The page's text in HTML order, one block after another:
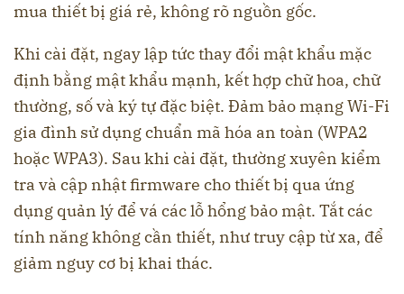
mua thiết bị giá rẻ, không rõ nguồn gốc.
Khi cài đặt, ngay lập tức thay đổi mật khẩu mặc
định bằng mật khẩu mạnh, kết hợp chữ hoa, chữ
thường, số và ký tự đặc biệt. Đảm bảo mạng Wi-Fi
gia đình sử dụng chuẩn mã hóa an toàn (WPA2
hoặc WPA3). Sau khi cài đặt, thường xuyên kiểm
tra và cập nhật firmware cho thiết bị qua ứng
dụng quản lý để vá các lỗ hổng bảo mật. Tắt các
tính năng không cần thiết, như truy cập từ xa, để
giảm nguy cơ bị khai thác.